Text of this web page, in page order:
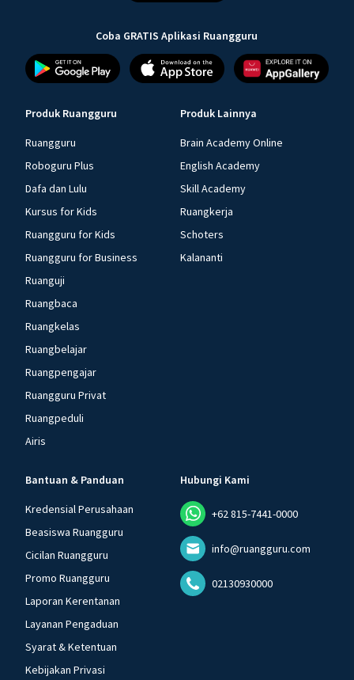
Coba GRATIS Aplikasi Ruangguru
Produk Ruangguru
Ruangguru
Roboguru Plus
Dafa dan Lulu
Kursus for Kids
Ruangguru for Kids
Ruangguru for Business
Ruanguji
Ruangbaca
Ruangkelas
Ruangbelajar
Ruangpengajar
Ruangguru Privat
Ruangpeduli
Airis
Produk Lainnya
Brain Academy Online
English Academy
Skill Academy
Ruangkerja
Schoters
Kalananti
Bantuan & Panduan
Kredensial Perusahaan
Beasiswa Ruangguru
Cicilan Ruangguru
Promo Ruangguru
Laporan Kerentanan
Layanan Pengaduan
Syarat & Ketentuan
Kebijakan Privasi
Hubungi Kami
+62 815-7441-0000
info@ruangguru.com
02130930000